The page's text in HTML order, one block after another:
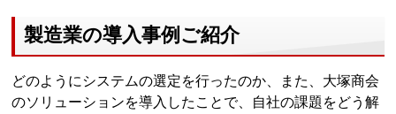
製造業の導入事例ご紹介
どのようにシステムの選定を行ったのか、また、大塚商会
のソリューションを導入したことで、自社の課題をどう解